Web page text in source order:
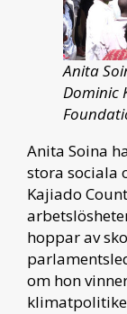
Anita
Dominic
Anita Soina
stora sociala
Kajiado
hoppar av
om hon